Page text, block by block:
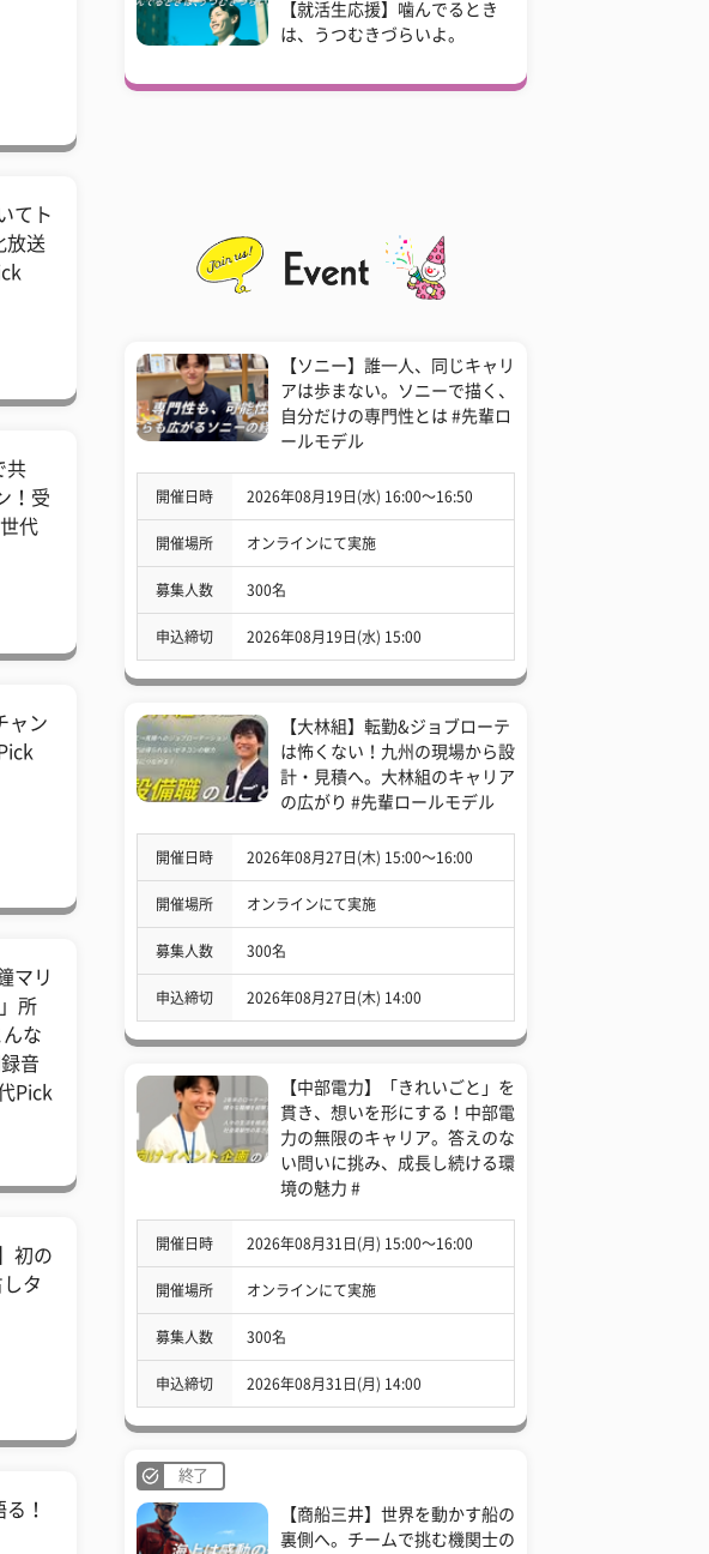
てト
放送
共
！受
代
ャン
マリ
所
な
音
Pick
初の
タ
！
【就活生応援】噛んでるとき
は、うつむきづらいよ。
【ソニー】誰一人、同じキャリ
アは歩まない。ソニーで描く、
自分だけの専門性とは #先輩ロ
ールモデル
開催日時 2026年08月19日(水) 16:00〜16:50
開催場所 オンラインにて実施
募集人数 300名
申込締切 2026年08月19日(水) 15:00
【大林組】転勤&ジョブローテ
は怖くない！九州の現場から設
計・見積へ。大林組のキャリア
の広がり #先輩ロールモデル
開催日時 2026年08月27日(木) 15:00〜16:00
開催場所 オンラインにて実施
募集人数 300名
申込締切 2026年08月27日(木) 14:00
【中部電力】「きれいごと」を
貫き、想いを形にする！中部電
力の無限のキャリア。答えのな
い問いに挑み、成長し続ける環
境の魅力 #
開催日時 2026年08月31日(月) 15:00〜16:00
開催場所 オンラインにて実施
募集人数 300名
申込締切 2026年08月31日(月) 14:00
終了
【商船三井】世界を動かす船の
裏側へ。チームで挑む機関士の